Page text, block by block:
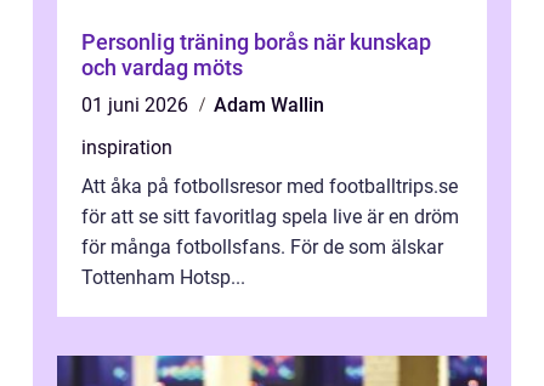
Personlig träning borås när kunskap
och vardag möts
01 juni 2026
Adam Wallin
inspiration
Att åka på fotbollsresor med footballtrips.se
för att se sitt favoritlag spela live är en dröm
för många fotbollsfans. För de som älskar
Tottenham Hotsp...